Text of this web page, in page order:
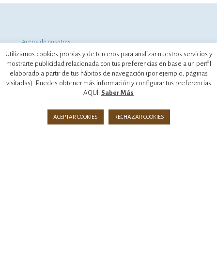
Acerca de nosotros
Aviso legal y Política de Privacidad
Política de cookies
Condiciones generales
Utilizamos cookies propias y de terceros para analizar nuestros servicios y
mostrarte publicidad relacionada con tus preferencias en base a un perfil
elaborado a partir de tus hábitos de navegación (por ejemplo, páginas
visitadas). Puedes obtener más información y configurar tus preferencias
AQUÍ: Saber Más
ACEPTAR COOKIES RECHAZAR COOKIES